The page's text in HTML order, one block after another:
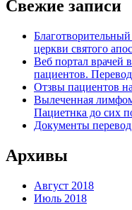
Свежие записи
церкви святого
Веб портал врачей
пациентов.
Отзвы пациентов
Вылеченная
Пациетнка до сих
Документы
Архивы
Август 2018
Июль 2018